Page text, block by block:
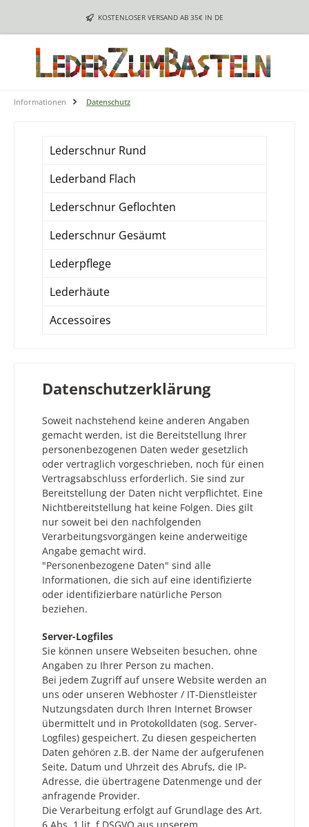
Zum Hauptinhalt springenKOSTENLOSER VERSAND AB 35€ IN DE
Informationen Datenschutz
Lederschnur Rund
Lederband Flach
Lederschnur Geflochten
Lederschnur Gesäumt
Lederpflege
Lederhäute
Accessoires
Datenschutzerklärung
Soweit nachstehend keine anderen Angaben
gemacht werden, ist die Bereitstellung Ihrer
personenbezogenen Daten weder gesetzlich
oder vertraglich vorgeschrieben, noch für einen
Vertragsabschluss erforderlich. Sie sind zur
Bereitstellung der Daten nicht verpflichtet. Eine
Nichtbereitstellung hat keine Folgen. Dies gilt
nur soweit bei den nachfolgenden
Verarbeitungsvorgängen keine anderweitige
Angabe gemacht wird.
"Personenbezogene Daten" sind alle
Informationen, die sich auf eine identifizierte
oder identifizierbare natürliche Person
beziehen.
Server-Logfiles
Sie können unsere Webseiten besuchen, ohne
Angaben zu Ihrer Person zu machen.
Bei jedem Zugriff auf unsere Website werden an
uns oder unseren Webhoster / IT-Dienstleister
Nutzungsdaten durch Ihren Internet Browser
übermittelt und in Protokolldaten (sog. Server-
Logfiles) gespeichert. Zu diesen gespeicherten
Daten gehören z.B. der Name der aufgerufenen
Seite, Datum und Uhrzeit des Abrufs, die IP-
Adresse, die übertragene Datenmenge und der
anfragende Provider.
Die Verarbeitung erfolgt auf Grundlage des Art.